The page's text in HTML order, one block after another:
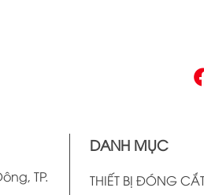
nghệ hiện đại, rơ le điện tử
TP.
DANH MỤC
THIẾT BỊ ĐÓNG